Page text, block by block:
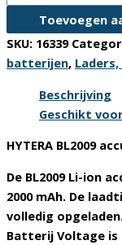
BL2009
aantal
Toevoegen
SKU: 16339
batterijen,
Beschrijving
Geschikt
HYTERA BL2009
De BL2009 Li-ion
2000 mAh. De
volledig
Batterij Voltage is